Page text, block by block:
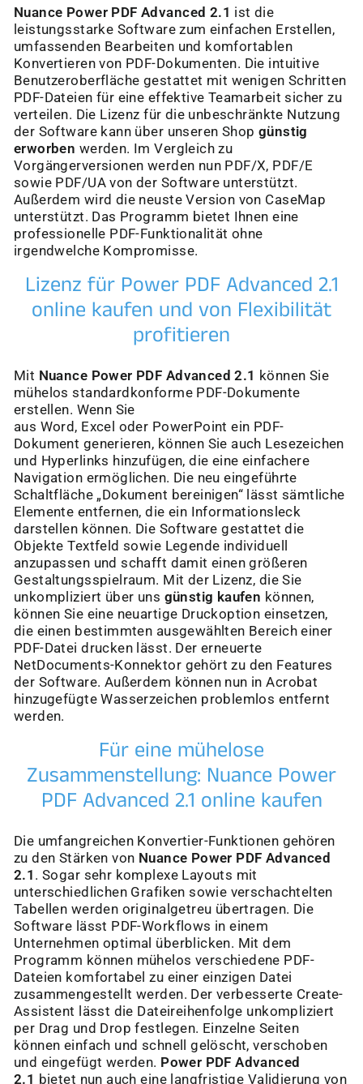
Nuance Power PDF Advanced 2.1 ist die
leistungsstarke Software zum einfachen Erstellen,
umfassenden Bearbeiten und komfortablen
Konvertieren von PDF-Dokumenten. Die intuitive
Benutzeroberfläche gestattet mit wenigen Schritten
PDF-Dateien für eine effektive Teamarbeit sicher zu
verteilen. Die Lizenz für die unbeschränkte Nutzung
der Software kann über unseren Shop günstig
erworben werden. Im Vergleich zu
Vorgängerversionen werden nun PDF/X, PDF/E
sowie PDF/UA von der Software unterstützt.
Außerdem wird die neuste Version von CaseMap
unterstützt. Das Programm bietet Ihnen eine
professionelle PDF-Funktionalität ohne
irgendwelche Kompromisse.
Lizenz für Power PDF Advanced 2.1
online kaufen und von Flexibilität
profitieren
Mit Nuance Power PDF Advanced 2.1 können Sie
mühelos standardkonforme PDF-Dokumente
erstellen. Wenn Sie
aus Word, Excel oder PowerPoint ein PDF-
Dokument generieren, können Sie auch Lesezeichen
und Hyperlinks hinzufügen, die eine einfachere
Navigation ermöglichen. Die neu eingeführte
Schaltfläche „Dokument bereinigen“ lässt sämtliche
Elemente entfernen, die ein Informationsleck
darstellen können. Die Software gestattet die
Objekte Textfeld sowie Legende individuell
anzupassen und schafft damit einen größeren
Gestaltungsspielraum. Mit der Lizenz, die Sie
unkompliziert über uns günstig kaufen können,
können Sie eine neuartige Druckoption einsetzen,
die einen bestimmten ausgewählten Bereich einer
PDF-Datei drucken lässt. Der erneuerte
NetDocuments-Konnektor gehört zu den Features
der Software. Außerdem können nun in Acrobat
hinzugefügte Wasserzeichen problemlos entfernt
werden.
Für eine mühelose
Zusammenstellung: Nuance Power
PDF Advanced 2.1 online kaufen
Die umfangreichen Konvertier-Funktionen gehören
zu den Stärken von Nuance Power PDF Advanced
2.1 . Sogar sehr komplexe Layouts mit
unterschiedlichen Grafiken sowie verschachtelten
Tabellen werden originalgetreu übertragen. Die
Software lässt PDF-Workflows in einem
Unternehmen optimal überblicken. Mit dem
Programm können mühelos verschiedene PDF-
Dateien komfortabel zu einer einzigen Datei
zusammengestellt werden. Der verbesserte Create-
Assistent lässt die Dateireihenfolge unkompliziert
per Drag und Drop festlegen. Einzelne Seiten
können einfach und schnell gelöscht, verschoben
und eingefügt werden. Power PDF Advanced
2.1 bietet nun auch eine langfristige Validierung von